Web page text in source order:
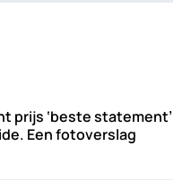
prijs ‘beste statement’
Een fotoverslag